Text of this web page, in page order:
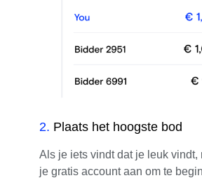
2. Plaats het hoogste bod
Als je iets vindt dat je leuk vindt,
je gratis account aan om te